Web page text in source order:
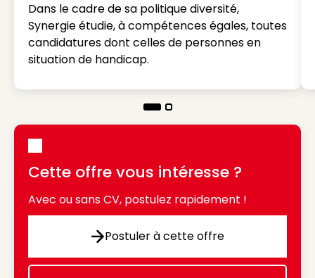
Dans le cadre de sa politique diversité,
Synergie étudie, à compétences égales, toutes
candidatures dont celles de personnes en
situation de handicap.
Cette offre vous intéresse ?
Avec ou sans CV, postulez rapidement !
Postuler à cette offre
Postuler à cette offre